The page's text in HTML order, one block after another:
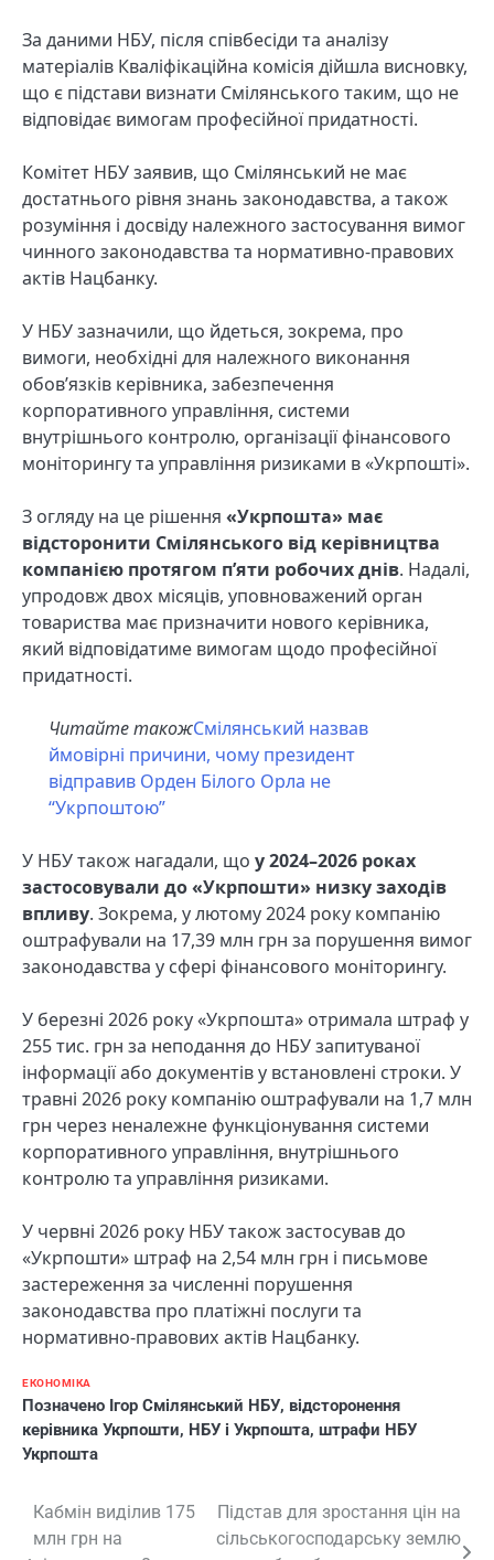
За даними НБУ, після співбесіди та аналізу
матеріалів Кваліфікаційна комісія дійшла висновку,
що є підстави визнати Смілянського таким, що не
відповідає вимогам професійної придатності.
Комітет НБУ заявив, що Смілянський не має
достатнього рівня знань законодавства, а також
розуміння і досвіду належного застосування вимог
чинного законодавства та нормативно-правових
актів Нацбанку.
У НБУ зазначили, що йдеться, зокрема, про
вимоги, необхідні для належного виконання
обов’язків керівника, забезпечення
корпоративного управління, системи
внутрішнього контролю, організації фінансового
моніторингу та управління ризиками в «Укрпошті».
З огляду на це рішення «Укрпошта» має
відсторонити Смілянського від керівництва
компанією протягом п’яти робочих днів. Надалі,
упродовж двох місяців, уповноважений орган
товариства має призначити нового керівника,
який відповідатиме вимогам щодо професійної
придатності.
Читайте такожСмілянський назвав
ймовірні причини, чому президент
відправив Орден Білого Орла не
“Укрпоштою”
У НБУ також нагадали, що у 2024–2026 роках
застосовували до «Укрпошти» низку заходів
впливу. Зокрема, у лютому 2024 року компанію
оштрафували на 17,39 млн грн за порушення вимог
законодавства у сфері фінансового моніторингу.
У березні 2026 року «Укрпошта» отримала штраф у
255 тис. грн за неподання до НБУ запитуваної
інформації або документів у встановлені строки. У
травні 2026 року компанію оштрафували на 1,7 млн
грн через неналежне функціонування системи
корпоративного управління, внутрішнього
контролю та управління ризиками.
У червні 2026 року НБУ також застосував до
«Укрпошти» штраф на 2,54 млн грн і письмове
застереження за численні порушення
законодавства про платіжні послуги та
нормативно-правових актів Нацбанку.
ЕКОНОМІКА
Позначено Ігор Смілянський НБУ, відсторонення
керівника Укрпошти, НБУ і Укрпошта, штрафи НБУ
Укрпошта
Навігація
Кабмін виділив 175
млн грн на
Підстав для зростання цін на
сільськогосподарську землю